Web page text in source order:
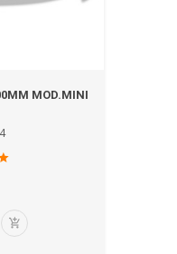
MOD.MINI